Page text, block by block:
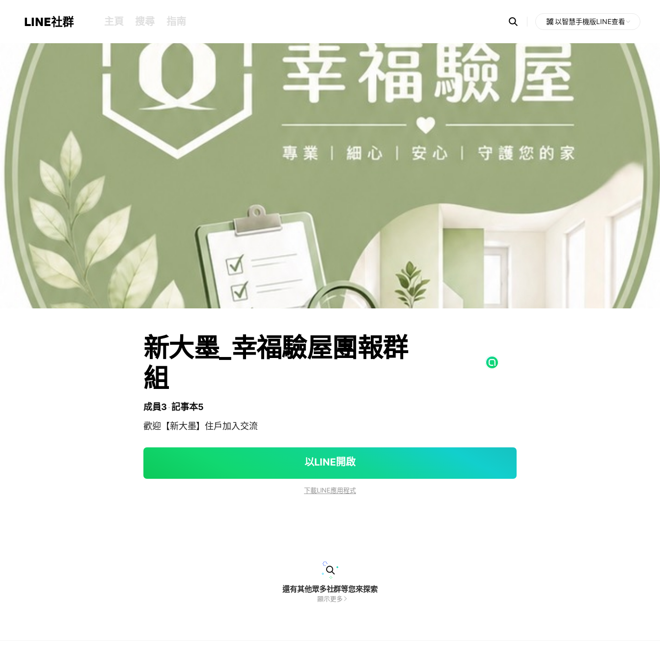
LINE社群 主頁 搜尋 指南 Search
OpenChats
messages
search
area
以智慧手機版LINE查看
新大墨_幸福驗屋團報群
組
成員3 記事本5
歡迎【新大墨】住戶加入交流
以LINE開啟
下載LINE應用程式
還有其他眾多社群等您來探索
顯示更多